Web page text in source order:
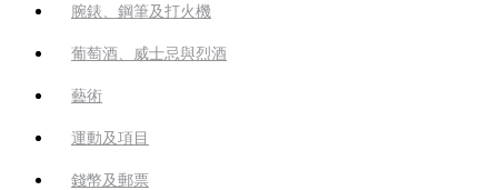
腕錶、鋼筆及打火機
葡萄酒、威士忌與烈酒
藝術
運動及項目
錢幣及郵票